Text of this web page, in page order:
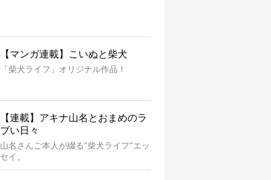
【マンガ連載】こいぬと柴犬
「柴犬ライフ」オリジナル作品！
【連載】アキナ山名とおまめのラ
ブい日々
山名さんご本人が綴る“柴犬ライフ”エッ
セイ。